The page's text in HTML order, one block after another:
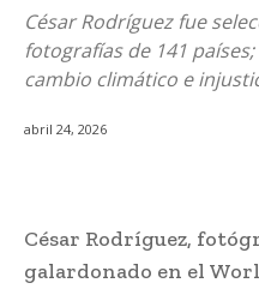
César Rodríguez fue
fotografías de 141
cambio climático e
abril 24, 2026
César Rodríguez,
galardonado en el